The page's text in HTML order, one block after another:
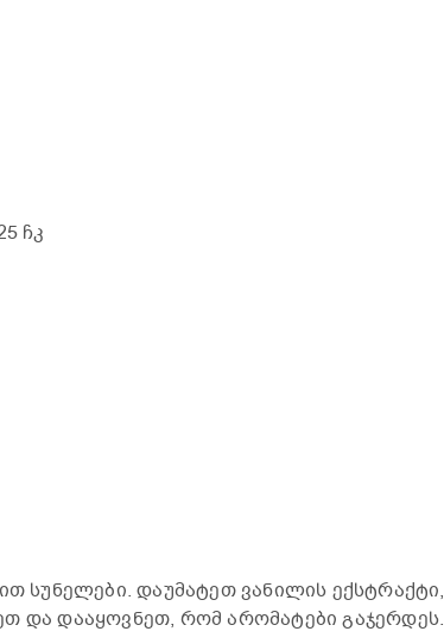
ჩკ
სუნელები. დაუმატეთ ვანილის ექსტრაქტი,
და დააყოვნეთ, რომ არომატები გაჯერდეს.